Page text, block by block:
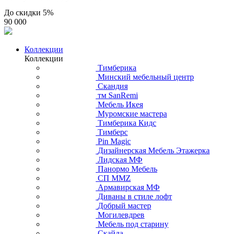
До скидки 5%
90 000
Коллекции
Коллекции
Тимберика
Минский мебельный центр
Скандия
тм SanRemi
Мебель Икея
Муромские мастера
Тимберика Кидс
Тимберс
Pin Magic
Дизайнерская Мебель Этажерка
Лидская МФ
Панормо Мебель
СП ММZ
Армавирская МФ
Диваны в стиле лофт
Добрый мастер
Могилевдрев
Мебель под старину